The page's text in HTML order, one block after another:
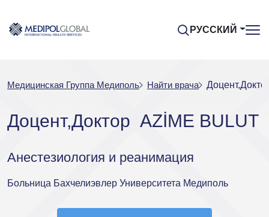
РУССКИЙ
Медицинская Группа Медиполь Найти врача
Доцент,Доктор AZİME BULUT
Анестезиология и реанимация
Больница Бахчелиэвлер Университета Медиполь